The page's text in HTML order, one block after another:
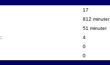
17
812 minuter
51 minuter
4
0
0